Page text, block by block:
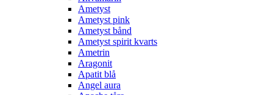
Ametyst
Ametyst pink
Ametyst bånd
Ametyst spirit kvarts
Ametrin
Aragonit
Apatit blå
Angel aura